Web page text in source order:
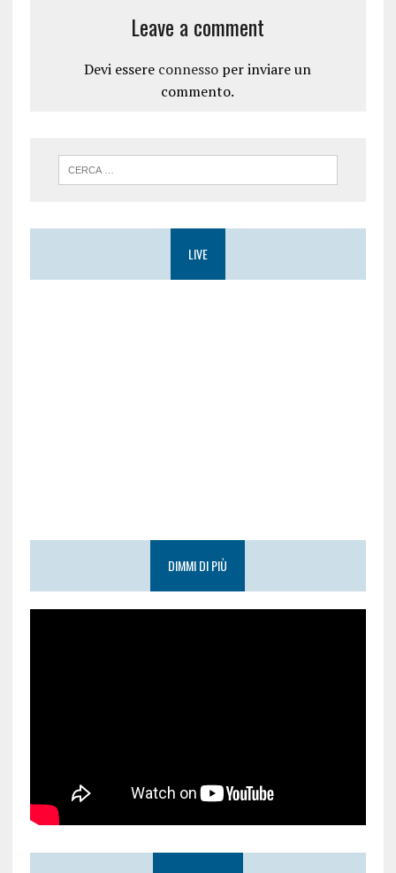
Leave a comment
Devi essere connesso per inviare un
commento.
LIVE
DIMMI DI PIÙ